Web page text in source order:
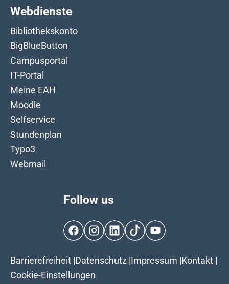
Webdienste
Bibliothekskonto
BigBlueButton
Campusportal
IT-Portal
Meine EAH
Moodle
Selfservice
Stundenplan
Typo3
Webmail
Follow us
FacebookInstagram
LinkedInTikTokYouTube
Barrierefreiheit |Datenschutz |Impressum |Kontakt |
Cookie-Einstellungen